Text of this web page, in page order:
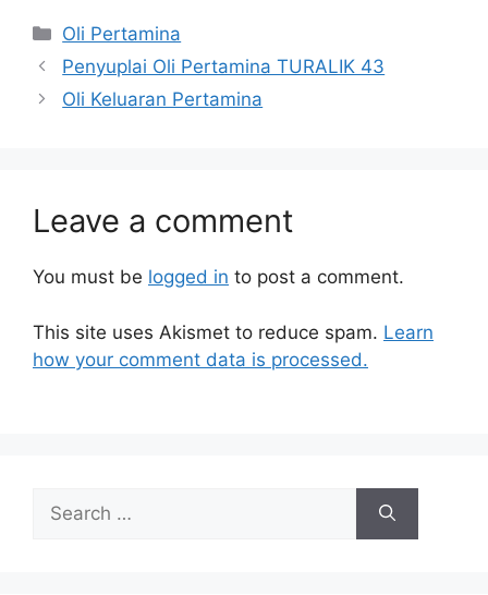
Oli Pertamina
Penyuplai Oli Pertamina TURALIK 43
Oli Keluaran Pertamina
Leave a comment
You must be logged in to post a comment.
This site uses Akismet to reduce spam. Learn
how your comment data is processed.